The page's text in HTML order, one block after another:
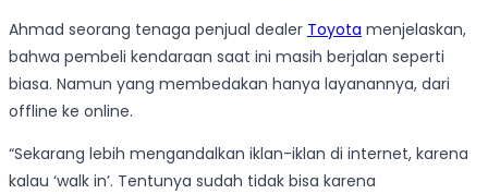
Ahmad seorang tenaga penjual dealer Toyota menjelaskan,
bahwa pembeli kendaraan saat ini masih berjalan seperti
biasa. Namun yang membedakan hanya layanannya, dari
offline ke online.
“Sekarang lebih mengandalkan iklan-iklan di internet, karena
kalau ‘walk in’. Tentunya sudah tidak bisa karena